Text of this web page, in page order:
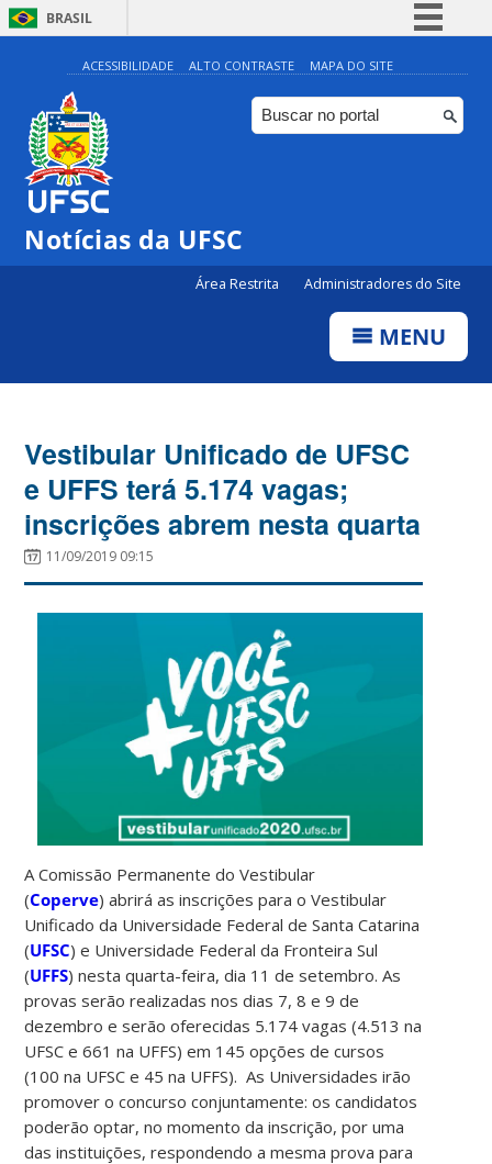
BRASIL
Simplifique!
Comunica BR
Participe
ACESSIBILIDADE ALTO CONTRASTE MAPA DO SITE
Notícias da UFSC
Área Restrita Administradores do Site
MENU
Vestibular Unificado de UFSC
e UFFS terá 5.174 vagas;
inscrições abrem nesta quarta
11/09/2019 09:15
A Comissão Permanente do Vestibular
(Coperve) abrirá as inscrições para o Vestibular
Unificado da Universidade Federal de Santa Catarina
(UFSC) e Universidade Federal da Fronteira Sul
(UFFS) nesta quarta-feira, dia 11 de setembro.As
provas serão realizadas nos dias 7, 8 e 9 de
dezembro e serão oferecidas 5.174 vagas (4.513 na
UFSC e 661 na UFFS) em 145 opções de cursos
(100 na UFSC e 45 na UFFS). As Universidades irão
promover o concurso conjuntamente: os candidatos
poderão optar, no momento da inscrição, por uma
das instituições, respondendo a mesma prova para